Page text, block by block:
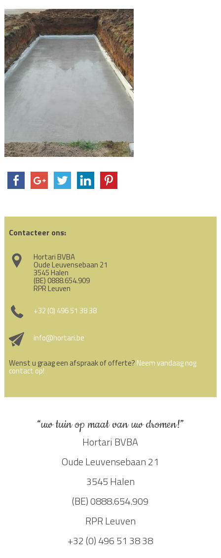
Contacteer ons:
Hortari BVBA
Oude Leuvensebaan 21
3545 Halen
(BE) 0888.654.909
RPR Leuven
+32 (0) 496 51 38 38
info@hortari.be
Wenst u graag een afspraak of offerte? Neem vandaag nog
contact op!
“uw tuin op maat van uw dromen!”
Hortari BVBA
Oude Leuvensebaan 21
3545 Halen
(BE) 0888.654.909
RPR Leuven
+32 (0) 496 51 38 38